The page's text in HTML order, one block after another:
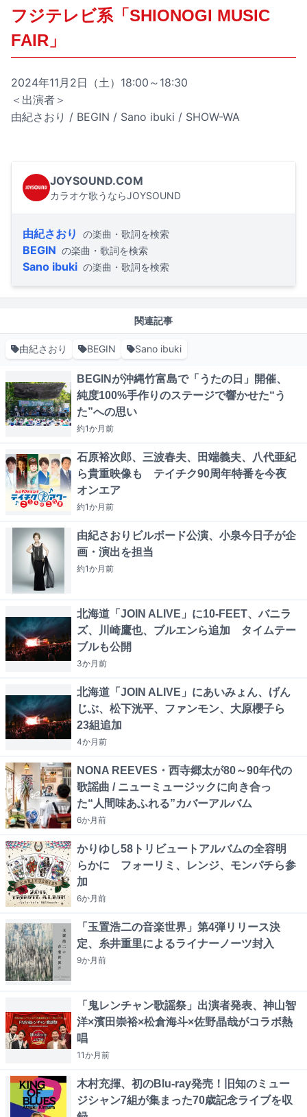
フジテレビ系「SHIONOGI MUSIC
FAIR」
2024年11月2日（土）18:00～18:30
＜出演者＞
由紀さおり / BEGIN / Sano ibuki / SHOW-WA
JOYSOUND.COM
カラオケ歌うならJOYSOUND
由紀さおり の楽曲・歌詞を検索
BEGIN の楽曲・歌詞を検索
Sano ibuki の楽曲・歌詞を検索
関連記事
由紀さおり BEGIN Sano ibuki
BEGINが沖縄竹富島で「うたの日」開催、
純度100%手作りのステージで響かせた“う
た”への思い
約1か月前
石原裕次郎、三波春夫、田端義夫、八代亜紀
ら貴重映像も テイチク90周年特番を今夜
オンエア
約1か月前
由紀さおりビルボード公演、小泉今日子が企
画・演出を担当
約1か月前
北海道「JOIN ALIVE」に10-FEET、バニラ
ズ、川崎鷹也、ブルエンら追加 タイムテー
ブルも公開
3か月前
北海道「JOIN ALIVE」にあいみょん、げん
じぶ、松下洸平、ファンモン、大原櫻子ら
23組追加
4か月前
NONA REEVES・西寺郷太が80～90年代の
歌謡曲 / ニューミュージックに向き合っ
た“人間味あふれる”カバーアルバム
6か月前
かりゆし58トリビュートアルバムの全容明
らかに フォーリミ、レンジ、モンパチら参
加
6か月前
「玉置浩二の音楽世界」第4弾リリース決
定、糸井重里によるライナーノーツ封入
9か月前
「鬼レンチャン歌謡祭」出演者発表、神山智
洋×濱田崇裕×松倉海斗×佐野晶哉がコラボ熱
唱
11か月前
木村充揮、初のBlu-ray発売！旧知のミュー
ジシャン7組が集まった70歳記念ライブを収